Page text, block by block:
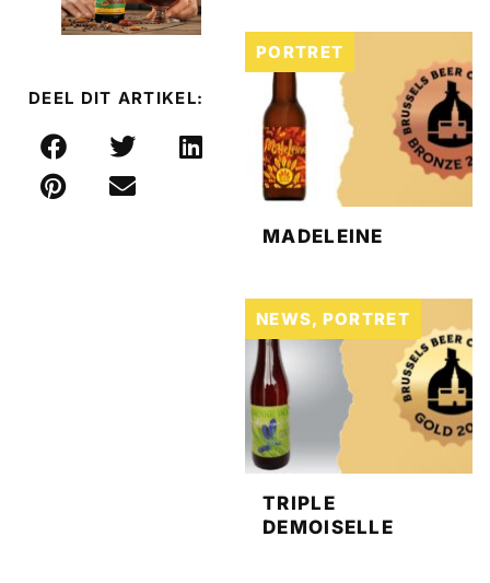
DEEL DIT ARTIKEL:
PORTRET
MADELEINE
NEWS, PORTRET
TRIPLE
DEMOISELLE